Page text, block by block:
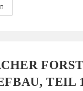
Mit
TEIL